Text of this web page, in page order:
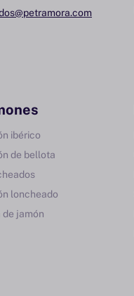
ibérico
de bellota
loncheado
de jamón